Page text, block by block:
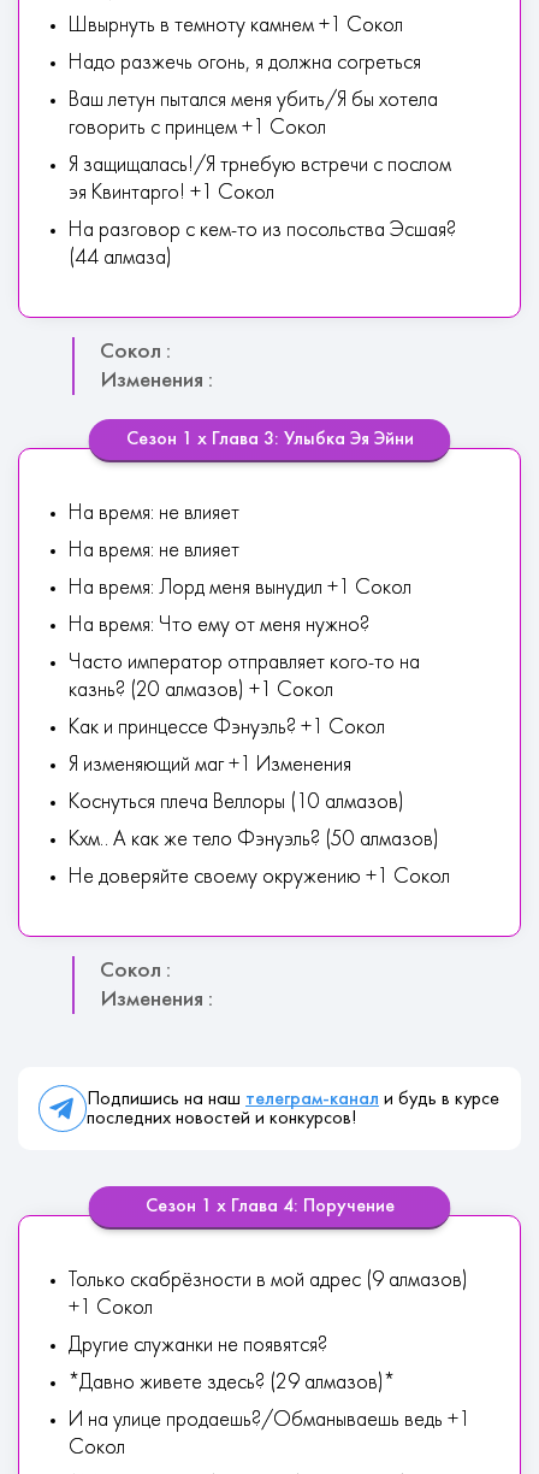
Швырнуть в темноту камнем +1 Сокол
Надо разжечь огонь, я должна согреться
Ваш летун пытался меня убить/Я бы хотела
говорить с принцем +1 Сокол
Я защищалась!/Я трнебую встречи с послом
эя Квинтарго! +1 Сокол
На разговор с кем-то из посольства Эсшая?
(44 алмаза)
Сокол :
Изменения :
Сезон 1 х Глава 3: Улыбка Эя Эйни
На время: не влияет
На время: не влияет
На время: Лорд меня вынудил +1 Сокол
На время: Что ему от меня нужно?
Часто император отправляет кого-то на
казнь? (20 алмазов) +1 Сокол
Как и принцессе Фэнуэль? +1 Сокол
Я изменяющий маг +1 Изменения
Коснуться плеча Веллоры (10 алмазов)
Кхм.. А как же тело Фэнуэль? (50 алмазов)
Не доверяйте своему окружению +1 Сокол
Сокол :
Изменения :
Подпишись на наш телеграм-канал и будь в курсе
последних новостей и конкурсов!
Сезон 1 х Глава 4: Поручение
Только скабрёзности в мой адрес (9 алмазов)
+1 Сокол
Другие служанки не появятся?
*Давно живете здесь? (29 алмазов)*
И на улице продаешь?/Обманываешь ведь +1
Сокол